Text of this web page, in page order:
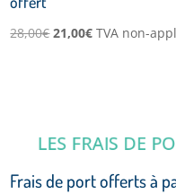
28,00€Le
21,00€Le
TVA non-
LES FRAIS DE
Frais de port offerts à